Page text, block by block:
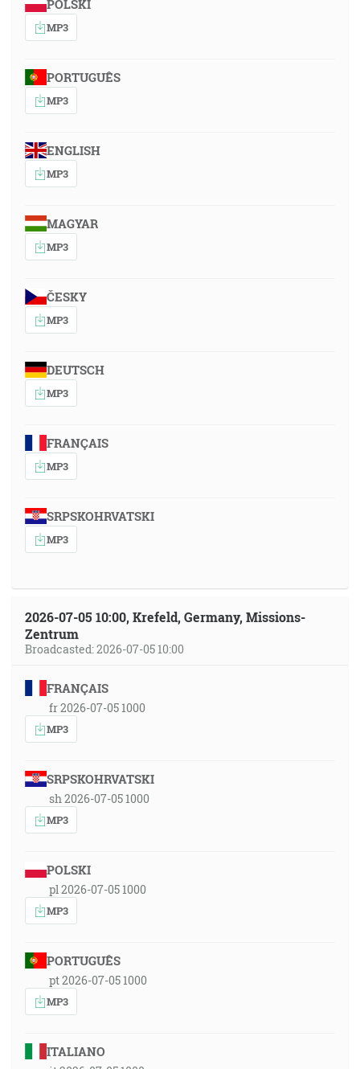
POLSKI
MP3
PORTUGUÊS
MP3
ENGLISH
MP3
MAGYAR
MP3
ČESKY
MP3
DEUTSCH
MP3
FRANÇAIS
MP3
SRPSKOHRVATSKI
MP3
2026-07-05 10:00, Krefeld, Germany, Missions-
Zentrum
Broadcasted: 2026-07-05 10:00
FRANÇAIS
fr 2026-07-05 1000
MP3
SRPSKOHRVATSKI
sh 2026-07-05 1000
MP3
POLSKI
pl 2026-07-05 1000
MP3
PORTUGUÊS
pt 2026-07-05 1000
MP3
ITALIANO